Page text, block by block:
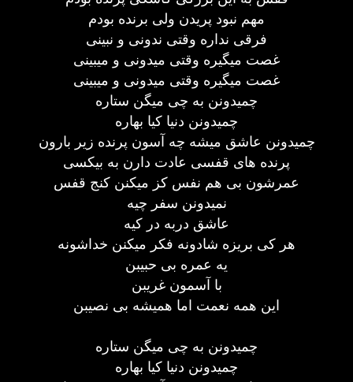
مهم نبود پریدن ولی برنده بودم
فرقی نداره وقتی ندونی و نبینی
غصت میگیره وقتی میدونی و میبینی
غصت میگیره وقتی میدونی و میبینی
چمیدونن به چی میگن ستاره
چمیدونن دنیا کیا بهاره
چمیدونن عاشق میشه چه آسون پرنده زیر بارون
پرنده های قفسی عادت دارن به بیکسی
عمرشون بی هم نفس کز میکنن کنج قفس
نمیدونن سفر چیه
عاشق دربه در کیه
هر کی بریزه شادونه فکر میکنن خداشونه
یه عمره بی حبیبن
با آسمون غریبن
این همه نعمت اما همیشه بی نصیبن
چمیدونن به چی میگن ستاره
چمیدونن دنیا کیا بهاره